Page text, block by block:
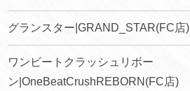
グランスター|GRAND_STAR(FC店)
ワンビートクラッシュリボー
ン|OneBeatCrushREBORN(FC店)